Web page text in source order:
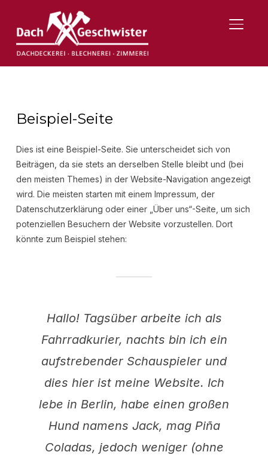
Beispiel-Seite
Dies ist eine Beispiel-Seite. Sie unterscheidet sich von
Beiträgen, da sie stets an derselben Stelle bleibt und (bei
den meisten Themes) in der Website-Navigation angezeigt
wird. Die meisten starten mit einem Impressum, der
Datenschutzerklärung oder einer „Über uns“-Seite, um sich
potenziellen Besuchern der Website vorzustellen. Dort
könnte zum Beispiel stehen:
Hallo! Tagsüber arbeite ich als
Fahrradkurier, nachts bin ich ein
aufstrebender Schauspieler und
dies hier ist meine Website. Ich
lebe in Berlin, habe einen großen
Hund namens Jack, mag Piña
Coladas, jedoch weniger (ohne